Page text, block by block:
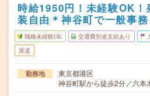
時給1950円！未経験OK
装自由＊神谷町で一般事務
職種未経験OK 交通費別途支給あり
派遣
勤務地
東京都港区
神谷町駅から徒歩2分／六本